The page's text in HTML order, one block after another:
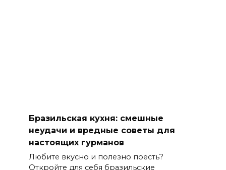
Бразильская кухня: смешные
неудачи и вредные советы для
настоящих гурманов
Любите вкусно и полезно поесть?
Откройте для себя бразильские